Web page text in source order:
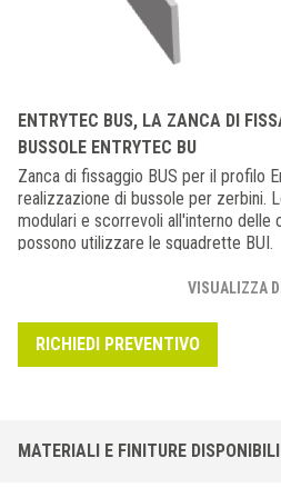
ENTRYTEC BUS, LA ZANCA DI
BUSSOLE ENTRYTEC BU
Zanca di fissaggio BUS per il profilo
realizzazione di bussole per zerbini.
modulari e scorrevoli all'interno delle
possono utilizzare le squadrette BUI.
VISUALIZZA
RICHIEDI PREVENTIVO
MATERIALI E FINITURE DISPONIBILI